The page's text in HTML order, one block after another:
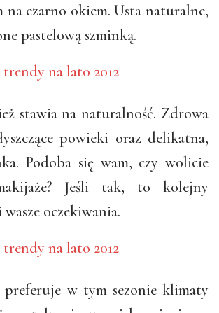
na czarno okiem. Usta naturalne,
pastelową szminką.
stawia na naturalność. Zdrowa
powieki oraz delikatna,
Podoba się wam, czy wolicie
Jeśli tak, to kolejny
wasze oczekiwania.
w tym sezonie klimaty